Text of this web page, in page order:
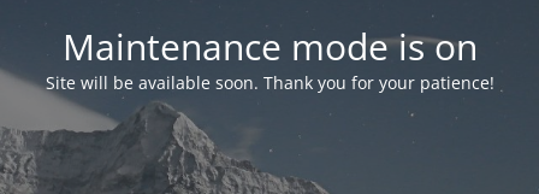
Maintenance mode is on
Site will be available soon. Thank you for your patience!